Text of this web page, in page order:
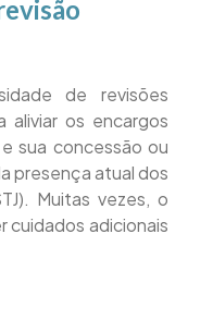
de revisões
aliviar os encargos
sua concessão ou
presença atual dos
Muitas vezes, o
cuidados adicionais